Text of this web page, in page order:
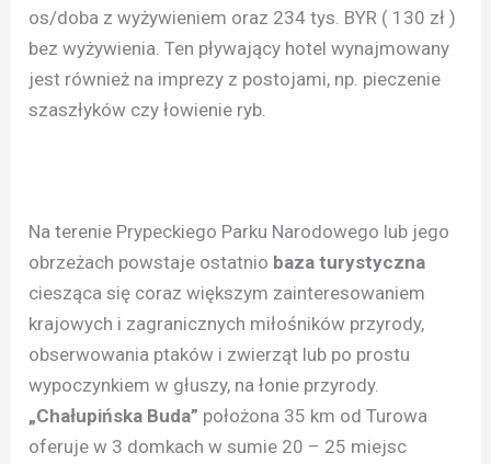
os/doba z wyżywieniem oraz 234 tys. BYR ( 130 zł )
bez wyżywienia. Ten pływający hotel wynajmowany
jest również na imprezy z postojami, np. pieczenie
szaszłyków czy łowienie ryb.
Na terenie Prypeckiego Parku Narodowego lub jego
obrzeżach powstaje ostatnio baza turystyczna
ciesząca się coraz większym zainteresowaniem
krajowych i zagranicznych miłośników przyrody,
obserwowania ptaków i zwierząt lub po prostu
wypoczynkiem w głuszy, na łonie przyrody.
„Chałupińska Buda” położona 35 km od Turowa
oferuje w 3 domkach w sumie 20 – 25 miejsc